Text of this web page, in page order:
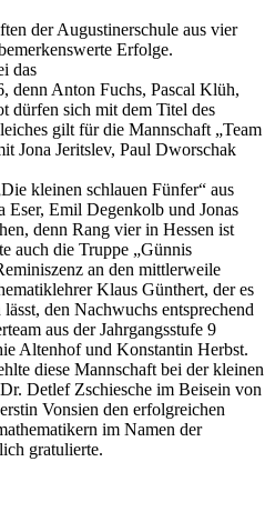
der Augustinerschule aus vier
Erfolge.
das
denn Anton Fuchs, Pascal Klüh,
dürfen sich mit dem Titel des
gilt für die Mannschaft „Team
Jona Jeritslev, Paul Dworschak
kleinen schlauen Fünfer“ aus
Eser, Emil Degenkolb und Jonas
denn Rang vier in Hessen ist
auch die Truppe „Günnis
an den mittlerweile
Klaus Günthert, der es
den Nachwuchs entsprechend
aus der Jahrgangsstufe 9
Altenhof und Konstantin Herbst.
diese Mannschaft bei der kleinen
Detlef Zschiesche im Beisein von
Vonsien den erfolgreichen
im Namen der
gratulierte.